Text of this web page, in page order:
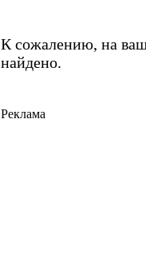
К сожалению, на
найдено.
Реклама